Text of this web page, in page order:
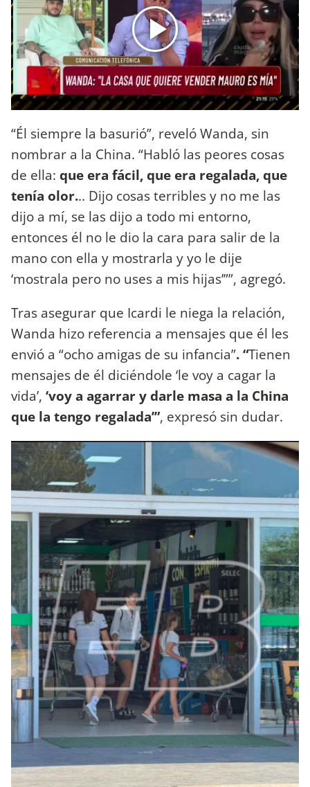
“Él siempre la basurió”, reveló Wanda, sin
nombrar a la China. “Habló las peores cosas
de ella: que era fácil, que era regalada, que
tenía olor... Dijo cosas terribles y no me las
dijo a mí, se las dijo a todo mi entorno,
entonces él no le dio la cara para salir de la
mano con ella y mostrarla y yo le dije
‘mostrala pero no uses a mis hijas’””, agregó.
Tras asegurar que Icardi le niega la relación,
Wanda hizo referencia a mensajes que él les
envió a “ocho amigas de su infancia”. “Tienen
mensajes de él diciéndole ‘le voy a cagar la
vida’, ‘voy a agarrar y darle masa a la China
que la tengo regalada’”, expresó sin dudar.